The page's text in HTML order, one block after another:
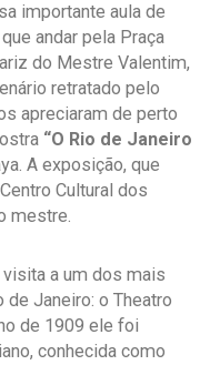
importante aula de
andar pela Praça
do Mestre Valentim,
retratado pelo
apreciaram de perto
“O Rio de Janeiro
A exposição, que
Cultural dos
mestre.
a um dos mais
Janeiro: o Theatro
de 1909 ele foi
conhecida como